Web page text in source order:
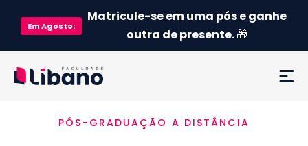
EmAgosto:
Matricule-se em uma pós e ganhe
outra de presente.🎁
EmentaPÓS-GRADUAÇÃO A DISTÂNCIA